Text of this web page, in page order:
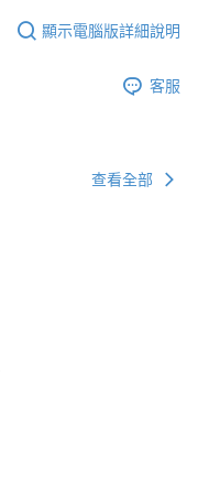
顯示電腦版詳細說明
客服
查看全部